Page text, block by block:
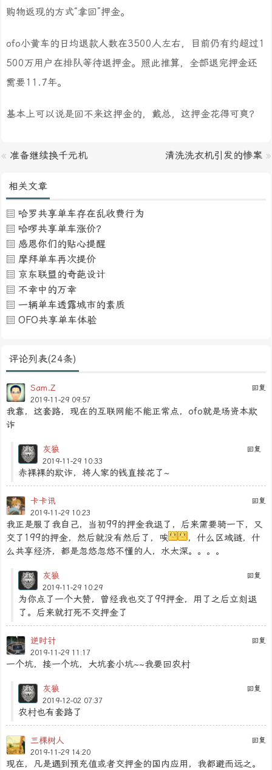
购物返现的方式“拿回”押金。
ofo小黄车的日均退款人数在3500人左右，目前仍有约超过1
500万用户在排队等待退押金。照此推算，全部退完押金还
需要11.7年。
基本上可以说是回不来这押金的，戴总，这押金花得可爽？
« 准备继续换千元机 清洗洗衣机引发的惨案 »
相关文章
哈罗共享单车存在乱收费行为
哈啰共享单车涨价？
感恩你们的贴心提醒
摩拜单车再次提价
京东联盟的奇葩设计
不幸中的万幸
一辆单车透露城市的素质
OFO共享单车体验
评论列表(24条)
回复
Sam.Z
2019-11-29 09:57
我靠，这套路，现在的互联网能不能正常点，ofo就是场资本欺
诈
回复
灰狼
2019-11-29 10:33
赤裸裸的欺诈，将人家的钱直接花了~
回复
卡卡讯
2019-11-29 10:23
我正是服了我自己，当初99的押金我退了，后来需要骑一下，又
交了199的押金，然后就没有然后了，唉
，什么区域链，什
么共享经济，都是忽悠忽悠不懂的人，水太深。。。。
回复
灰狼
2019-11-29 10:29
为你点了一个大赞，曾经我也交了99押金，用了之后立刻退
了。后来就打死不交押金了
回复
逆时针
2019-11-29 11:17
一个坑，接一个坑，大坑套小坑~~我要回农村
回复
灰狼
2019-12-02 07:37
农村也有套路了
回复
三棵树人
2019-11-29 14:20
现在，凡是遇到预充值或者交押金的国内应用，我都避而远之。